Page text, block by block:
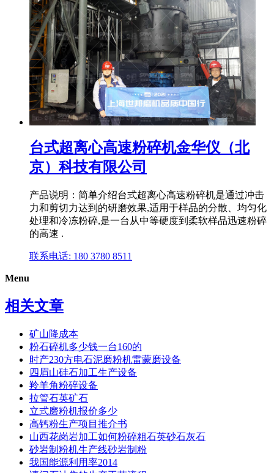
台式超离心高速粉碎机金华仪（北
京）科技有限公司
产品说明：简单介绍台式超离心高速粉碎机是通过冲击
力和剪切力达到的研磨效果,适用于样品的分散、均匀化
处理和冷冻粉碎,是一台从中等硬度到柔软样品迅速粉碎
的高速 .
联系电话: 180 3780 8511
Menu
相关文章
矿山降成本
粉石碎机多少钱一台160的
时产230方电石泥磨粉机雷蒙磨设备
四眉山硅石加工生产设备
羚羊角粉碎设备
拉管石英矿石
立式磨粉机报价多少
高钙粉生产项目推介书
山西花岗岩加工如何粉碎粗石英砂石灰石
砂岩制粉机生产线砂岩制粉
我国能源利用率2014